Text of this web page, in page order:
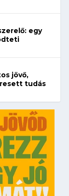
egy
jövő,
tudás